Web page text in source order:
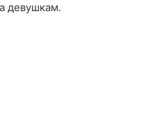
девушкам.